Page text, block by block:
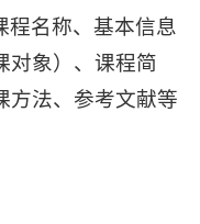
程名称、基本信息
对象）、课程简
方法、参考文献等